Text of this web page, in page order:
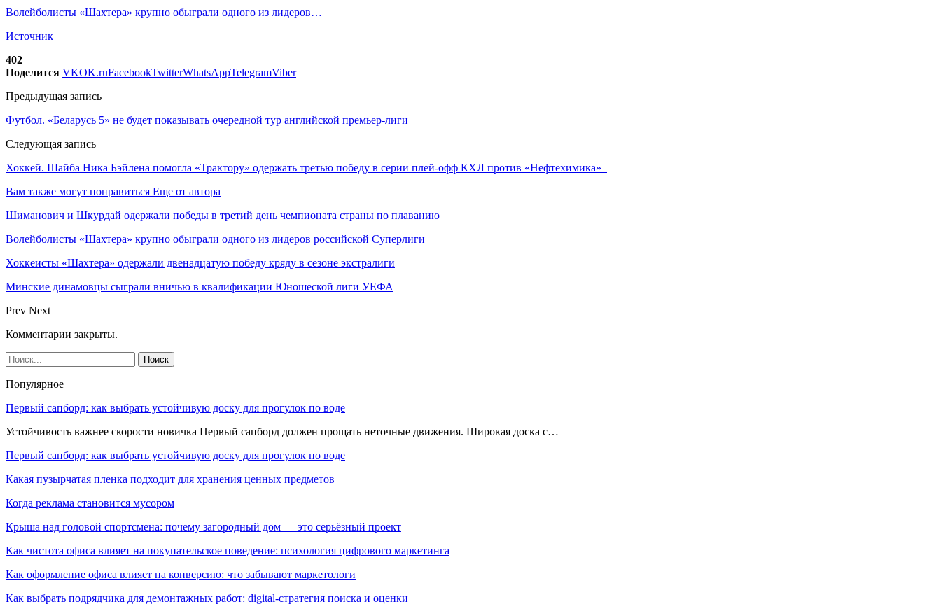
Волейболисты «Шахтера» крупно обыграли одного из лидеров…
Источник
402
Поделится VKOK.ruFacebookTwitterWhatsAppTelegramViber
Предыдущая запись
Футбол. «Беларусь 5» не будет показывать очередной тур английской премьер-лиги
Следующая запись
Хоккей. Шайба Ника Бэйлена помогла «Трактору» одержать третью победу в серии плей-офф КХЛ против «Нефтехимика»
Вам также могут понравиться Еще от автора
Шиманович и Шкурдай одержали победы в третий день чемпионата страны по плаванию
Волейболисты «Шахтера» крупно обыграли одного из лидеров российской Суперлиги
Хоккеисты «Шахтера» одержали двенадцатую победу кряду в сезоне экстралиги
Минские динамовцы сыграли вничью в квалификации Юношеской лиги УЕФА
Prev Next
Комментарии закрыты.
Популярное
Первый сапборд: как выбрать устойчивую доску для прогулок по воде
Устойчивость важнее скорости новичка Первый сапборд должен прощать неточные движения. Широкая доска с…
Первый сапборд: как выбрать устойчивую доску для прогулок по воде
Какая пузырчатая пленка подходит для хранения ценных предметов
Когда реклама становится мусором
Крыша над головой спортсмена: почему загородный дом — это серьёзный проект
Как чистота офиса влияет на покупательское поведение: психология цифрового маркетинга
Как оформление офиса влияет на конверсию: что забывают маркетологи
Как выбрать подрядчика для демонтажных работ: digital-стратегия поиска и оценки